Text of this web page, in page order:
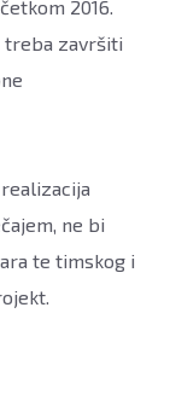
2016.
treba završiti
ne bi
te timskog i